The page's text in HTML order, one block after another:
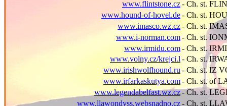
www.flintstone.cz- Ch. st.
www.hound-of-hovel.de- Ch. st.
www.imasco.wz.cz- Ch. st.
www.i-norman.com- Ch. st.
www.irmidu.com- Ch. st.
www.volny.cz/krejci.l - Ch. st.
www.irishwolfhound.ru - Ch. st. IZ
www.irfarkaskutya.com- Ch. st. of
www.legendabelfast.wz.cz- Ch. st.
www.llawondyss.websnadno.cz- Ch. st.